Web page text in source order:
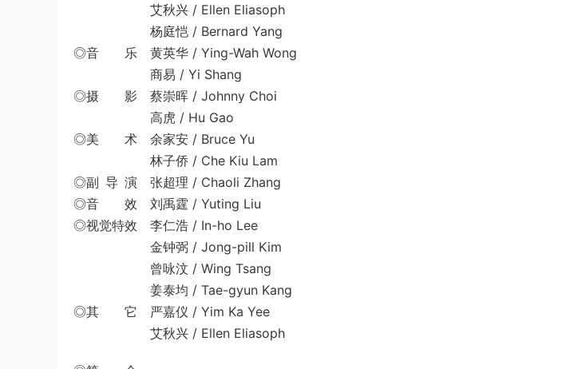
艾秋兴 / Ellen Eliasoph
杨庭恺 / Bernard Yang
◎音 乐 黄英华 / Ying-Wah Wong
商易 / Yi Shang
◎摄 影 蔡崇晖 / Johnny Choi
高虎 / Hu Gao
◎美 术 余家安 / Bruce Yu
林子侨 / Che Kiu Lam
◎副 导 演 张超理 / Chaoli Zhang
◎音 效 刘禹霆 / Yuting Liu
◎视觉特效 李仁浩 / In-ho Lee
金钟弼 / Jong-pill Kim
曾咏汶 / Wing Tsang
姜泰均 / Tae-gyun Kang
◎其 它 严嘉仪 / Yim Ka Yee
艾秋兴 / Ellen Eliasoph